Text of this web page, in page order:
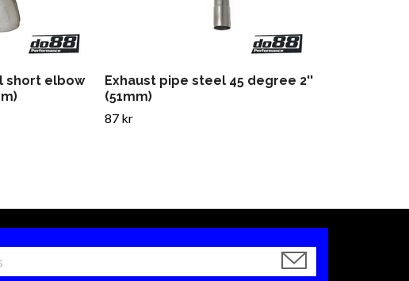
short elbow
Exhaust pipe steel 45 degree 2''
(51mm)
87 kr